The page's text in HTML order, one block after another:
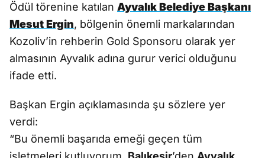
Ödül törenine katılan Ayvalık Belediye Başkanı
Mesut Ergin, bölgenin önemli markalarından
Kozoliv’in rehberin Gold Sponsoru olarak yer
almasının Ayvalık adına gurur verici olduğunu
ifade etti.
Başkan Ergin açıklamasında şu sözlere yer
verdi:
“Bu önemli başarıda emeği geçen tüm